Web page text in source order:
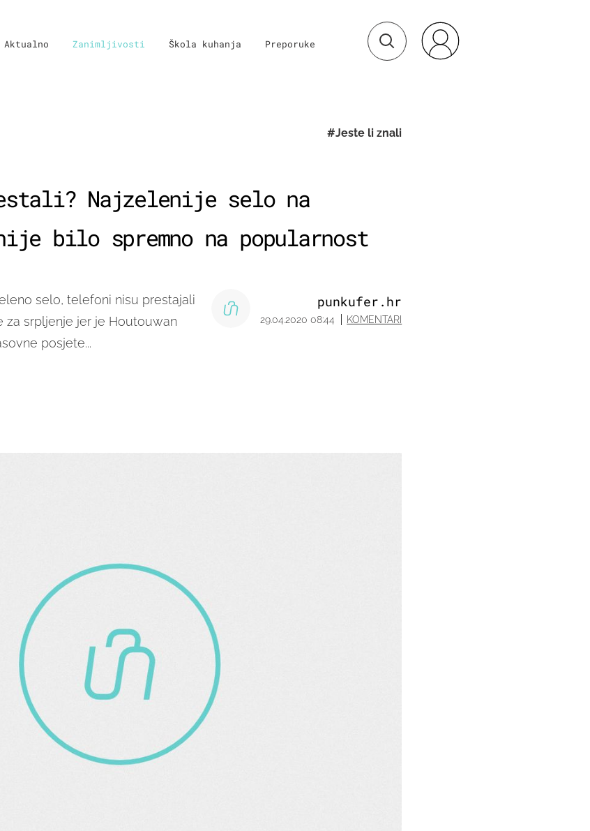
Aktualno Zanimljivosti Škola kuhanja Preporuke
#Jeste li znali
Najzelenije selo na
bilo spremno na popularnost
selo, telefoni nisu prestajali
za srpljenje jer je Houtouwan
posjete...
punkufer.hr
29.04.2020 08:44 KOMENTARI